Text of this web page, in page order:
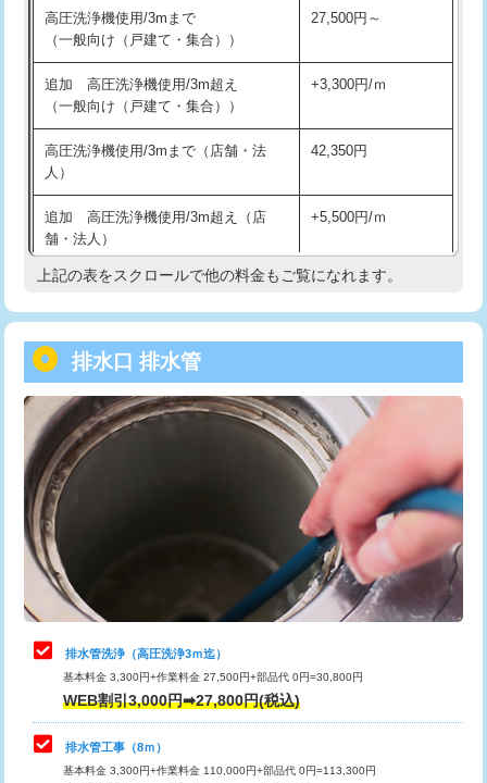
追加人工 16,500円
廃棄・処分
※給水管工事は20mmまでの価格です。
給水管工事※（バンド止め)
給水管工事※（支持金具設置) 5,500円
給水管工事※（保温材使用（バンド止
め込み）)
5,500円
給水管工事※（土の掘削・埋め戻し作
業)
11,000円
給水管工事※（塩ビ管（VP・HI）使
用/3ｍまで)
用（追加）/3ｍ超え)
給水管工事※（ライニング鋼管・銅
管・ポリ管・HT管使用/3ｍまで)
44,000円
給水管工事※（ライニング鋼管・銅
管・ポリ管・HT管使用/3ｍ超え)
+8,800円
排水管工事（土の掘削・埋め戻し作
業）
11,000円~
排水管工事（排水管工事/3ｍまで） 55,000円
排水管工事（追加 排水管工事/3ｍ超
え）
マス交換（土の掘削・埋め戻し作業）
マス交換（深さ50㎝未満）
高圧洗浄機使用/3mまで
（一般向け（戸建て・集合））
27,500円～
追加 高圧洗浄機使用/3m超え
（一般向け（戸建て・集合））
+3,300円/ｍ
高圧洗浄機使用/3mまで（店舗・法
人）
42,350円
追加 高圧洗浄機使用/3m超え（店
舗・法人）
+5,500円/ｍ
高度高圧洗浄換 現地調査
トーラー機使用/3mまで
追加トーラー機使用/3m超え +3,300円
カメラ調査 33,000円
桝清掃 8,800円
止水・漏水調査・防水処理・清掃・修
理・調整・分解・加工など（軽作業）
11,000円
止水・漏水調査・防水処理・清掃・修
理・調整・分解・加工など（中作業）
22,000円
止水・漏水調査・防水処理・清掃・修
理・調整・分解・加工など（重作業）
33,000円
その他部品の脱着
上記の表をスクロールで他の料金もご覧になれます。
排水口 排水管
排水管洗浄（高圧洗浄3ｍ迄）
基本料金 3,300円+作業料金 27,500円+部品代 0円=30,800円
WEB割引3,000円➡27,800円(税込)
排水管工事（8ｍ）
基本料金 3,300円+作業料金 110,000円+部品代 0円=113,300円